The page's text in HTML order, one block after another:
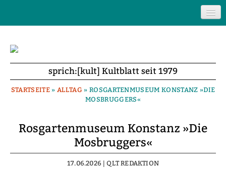
Startseite
Magazin
Treffpunkt
Service & Kontakt
Auswahl
sprich:[kult] Kultblatt seit 1979
STARTSEITE» ALLTAG» ROSGARTENMUSEUM KONSTANZ »DIE
MOSBRUGGERS«
Rosgartenmuseum Konstanz »Die
Mosbruggers«
17.06.2026 | QLT REDAKTION